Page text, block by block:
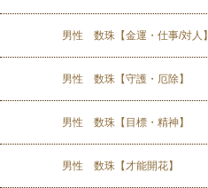
男性 数珠【金運・仕事/対人】
男性 数珠【守護・厄除】
男性 数珠【目標・精神】
男性 数珠【才能開花】